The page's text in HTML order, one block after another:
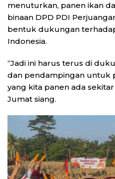
menuturkan, panen ikan
binaan DPD PDI
bentuk dukungan
Indonesia.
“Jadi ini harus terus di
dan pendampingan untuk
yang kita panen ada
Jumat siang.